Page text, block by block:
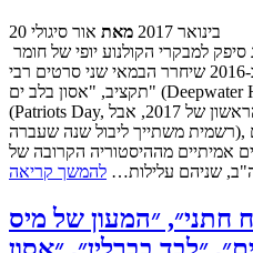
20 בינואר 2017 מאת אור סיגולי
לכתיבה במהלך השנה החולפת. ב-2016 שיחרר הבמאי שני סרטים רבי
תקציב, "אסון בלב ים" (Deepwater Horizon) ו"הגיבורים של בוסטון"
(Patriots Day, שאמנם מופץ בישראל בשבוע הראשון של 2017, אבל
רשמית משתייך ליבול שנה שעברה), שפשוט מתחננים שיתייחסו אליהם
אמיתיים מההיסטוריה הקרובה של
שניהם עלילות… להמשך קריאה
״המעון של מיס